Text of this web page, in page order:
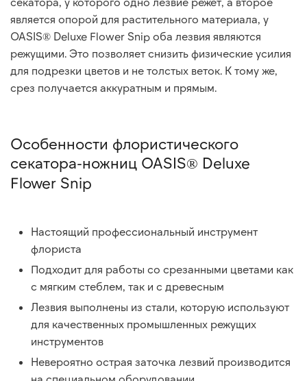
является опорой для растительного материала, у
OASIS® Deluxe Flower Snip оба лезвия являются
режущими. Это позволяет снизить физические усилия
для подрезки цветов и не толстых веток. К тому же,
срез получается аккуратным и прямым.
Особенности флористического
секатора-ножниц OASIS® Deluxe
Flower Snip
Настоящий профессиональный инструмент
флориста
Подходит для работы со срезанными цветами как
с мягким стеблем, так и с древесным
Лезвия выполнены из стали, которую используют
для качественных промышленных режущих
инструментов
Невероятно острая заточка лезвий производится